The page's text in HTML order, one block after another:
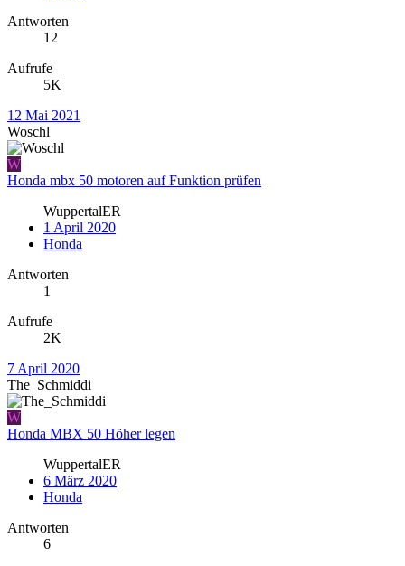
Antworten
12
Aufrufe
5K
12 Mai 2021
Woschl
W
Honda mbx 50 motoren auf Funktion prüfen
WuppertalER
1 April 2020
Honda
Antworten
1
Aufrufe
2K
7 April 2020
The_Schmiddi
W
Honda MBX 50 Höher legen
WuppertalER
6 März 2020
Honda
Antworten
6